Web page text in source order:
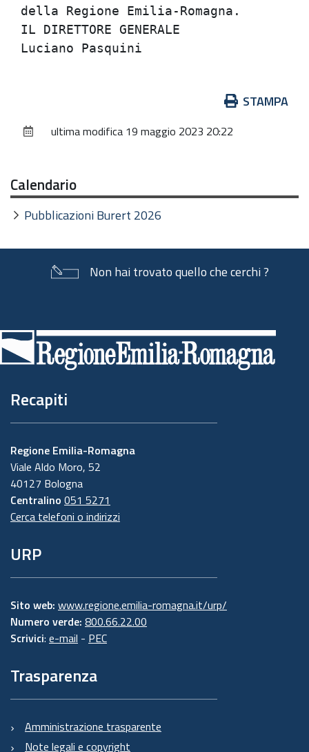
della Regione Emilia-Romagna.
IL DIRETTORE GENERALE
documento
STAMPA
ultima modifica 19 maggio 2023 20:22
Calendario
Pubblicazioni Burert 2026
Non hai trovato quello che cerchi ?
di
pagina
Recapiti
Regione Emilia-Romagna
Viale Aldo Moro, 52
40127 Bologna
Centralino 051 5271
Cerca telefoni o indirizzi
URP
Sito web: www.regione.emilia-romagna.it/urp/
Numero verde: 800.66.22.00
Scrivici: e-mail - PEC
Trasparenza
Amministrazione trasparente
Note legali e copyright